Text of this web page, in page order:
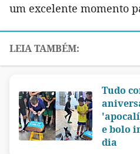
um excelente momento
Tudo
e bolo
dia